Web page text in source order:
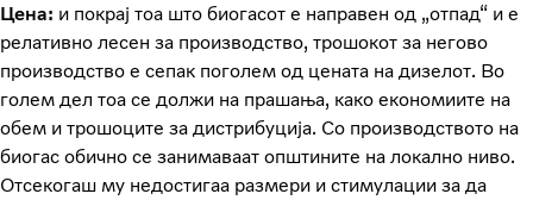
Цена: и покрај тоа што биогасот е направен од „отпад“ и е
релативно лесен за производство, трошокот за негово
производство е сепак поголем од цената на дизелот. Во
голем дел тоа се должи на прашања, како економиите на
обем и трошоците за дистрибуција. Со производството на
биогас обично се занимаваат општините на локално ниво.
Отсекогаш му недостигаа размери и стимулации за да